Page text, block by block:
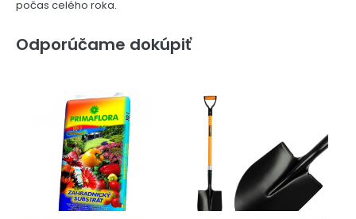
počas celého roka.
Odporúčame dokúpiť